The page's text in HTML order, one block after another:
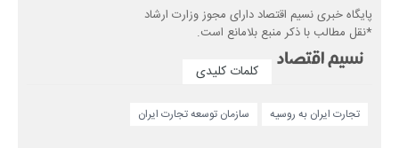
پایگاه خبری نسیم اقتصاد دارای مجوز وزارت ارشاد
*نقل مطالب با ذکر منبع بلامانع است.
کلمات کلیدی
تجارت ایران به روسیه سازمان توسعه تجارت ایران